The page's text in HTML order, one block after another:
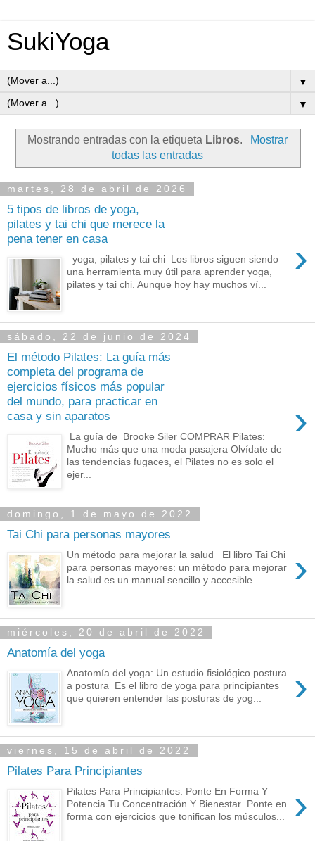
SukiYoga
▼
▼
Mostrando entradas con la etiqueta Libros.
Mostrar
todas las entradas
martes, 28 de abril de 2026
5 tipos de libros de yoga,
pilates y tai chi que merece la
pena tener en casa
›
yoga, pilates y tai chi Los libros siguen siendo
una herramienta muy útil para aprender yoga,
pilates y tai chi. Aunque hoy hay muchos ví...
sábado, 22 de junio de 2024
El método Pilates: La guía más
completa del programa de
ejercicios físicos más popular
del mundo, para practicar en
casa y sin aparatos
›
La guía de Brooke Siler COMPRAR Pilates:
Mucho más que una moda pasajera Olvídate de
las tendencias fugaces, el Pilates no es solo el
ejer...
domingo, 1 de mayo de 2022
Tai Chi para personas mayores
›
Un método para mejorar la salud El libro Tai Chi
para personas mayores: un método para mejorar
la salud es un manual sencillo y accesible ...
miércoles, 20 de abril de 2022
Anatomía del yoga
›
Anatomía del yoga: Un estudio fisiológico postura
a postura Es el libro de yoga para principiantes
que quieren entender las posturas de yog...
viernes, 15 de abril de 2022
Pilates Para Principiantes
›
Pilates Para Principiantes. Ponte En Forma Y
Potencia Tu Concentración Y Bienestar Ponte en
forma con ejercicios que tonifican los músculos...